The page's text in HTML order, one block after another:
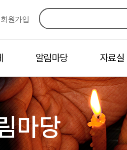
회원가입
알림마당 자료실
마당